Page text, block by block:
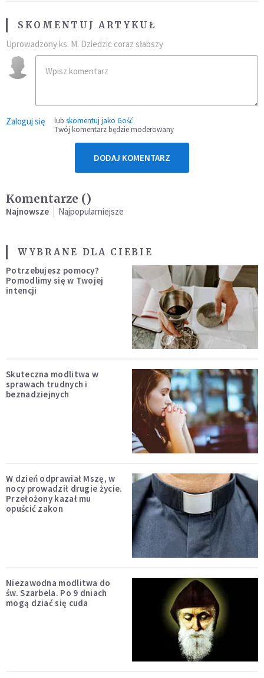
SKOMENTUJ ARTYKUŁ
Uprowadzony ks. M. Dziedzic coraz słabszy
Zaloguj się lub skomentuj jako Gość
Twój komentarz będzie moderowany
DODAJ KOMENTARZ
Komentarze ()
Najnowsze Najpopularniejsze
WYBRANE DLA CIEBIE
Potrzebujesz pomocy?
Pomodlimy się w Twojej
intencji
Skuteczna modlitwa w
sprawach trudnych i
beznadziejnych
W dzień odprawiał Mszę, w
nocy prowadził drugie życie.
Przełożony kazał mu
opuścić zakon
Niezawodna modlitwa do
św. Szarbela. Po 9 dniach
mogą dziać się cuda